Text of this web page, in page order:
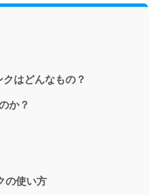
はどんなもの？
か？
の使い方